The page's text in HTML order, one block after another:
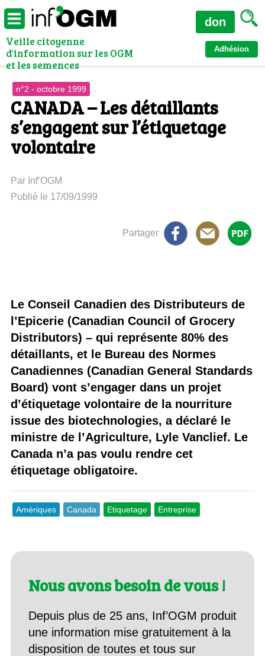
Veille citoyenne
d'information sur les OGM
et les semences
Adhésion
don
n°2 - octobre 1999
CANADA – Les détaillants
s’engagent sur l’étiquetage
volontaire
Par Inf’OGM
Publié le 17/09/1999
Partager
Le Conseil Canadien des Distributeurs de
l’Epicerie (Canadian Council of Grocery
Distributors) – qui représente 80% des
détaillants, et le Bureau des Normes
Canadiennes (Canadian General Standards
Board) vont s’engager dans un projet
d’étiquetage volontaire de la nourriture
issue des biotechnologies, a déclaré le
ministre de l’Agriculture, Lyle Vanclief. Le
Canada n’a pas voulu rendre cet
étiquetage obligatoire.
Amériques Canada Etiquetage Entreprise
Nous avons besoin de vous !
Depuis plus de 25 ans, Inf’OGM produit
une information mise gratuitement à la
disposition de toutes et tous sur